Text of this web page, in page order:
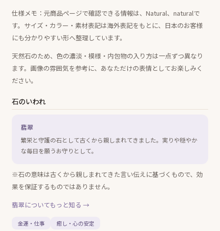
仕様メモ：元商品ページで確認できる情報は、Natural、naturalで
す。サイズ・カラー・素材表記は海外表記をもとに、日本のお客様
にも分かりやすい形へ整理しています。
天然石のため、色の濃淡・模様・内包物の入り方は一点ずつ異なり
ます。画像の雰囲気を参考に、あなただけの表情としてお楽しみく
ださい。
石のいわれ
翡翠
繁栄と守護の石として古くから親しまれてきました。実りや穏やか
な毎日を願うお守りとして。
※石の意味は古くから親しまれてきた言い伝えに基づくもので、効
果を保証するものではありません。
翡翠についてもっと知る →
金運・仕事 癒し・心の安定